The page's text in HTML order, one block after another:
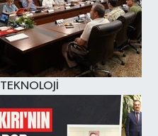
TEKNOLOJİ